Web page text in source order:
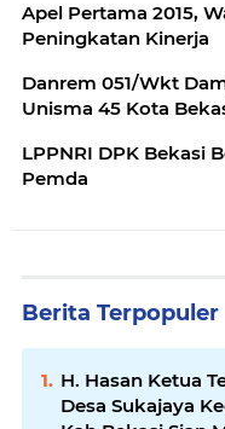
Apel Pertama 2015,
Peningkatan Kinerja
Danrem 051/Wkt
Unisma 45 Kota
LPPNRI DPK Bekasi
Pemda
Berita Terpopuler
H. Hasan Ketua
Desa Sukajaya